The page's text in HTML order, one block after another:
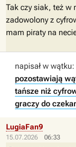
Tak czy siak, też w
zadowolony z
mam piraty na
napisał w wątku:
pozostawiają
tańsze niż
graczy do
15.07.2026 06:33
LugiaFan9